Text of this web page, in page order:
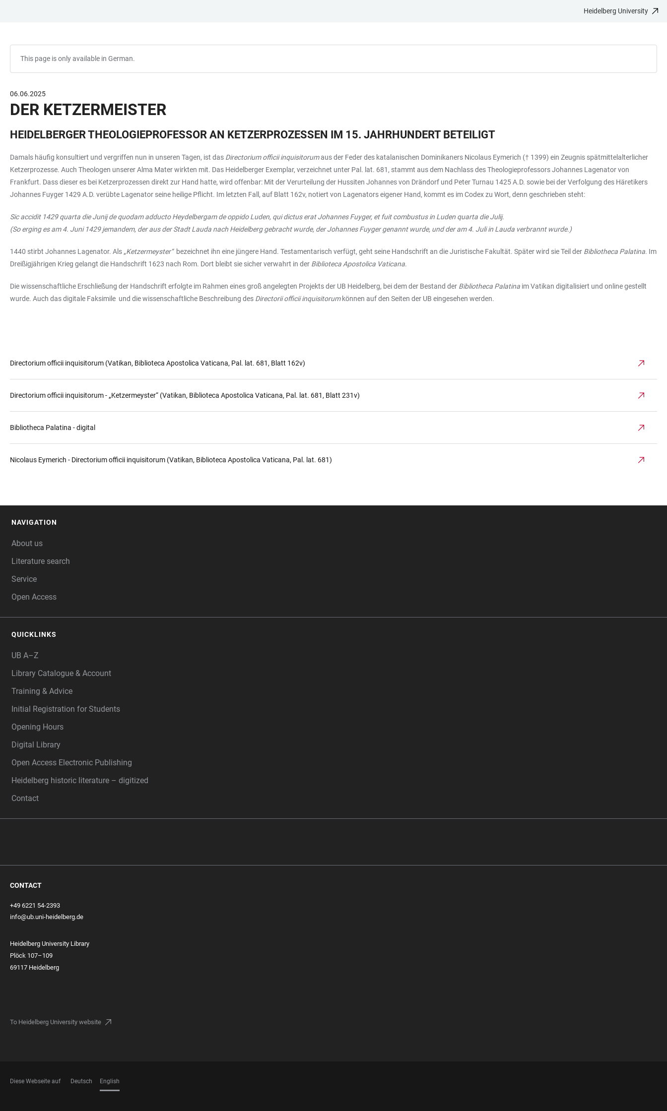
Heidelberg University
This page is only available in German.
06.06.2025
DER KETZERMEISTER
HEIDELBERGER THEOLOGIEPROFESSOR AN KETZERPROZESSEN IM 15. JAHRHUNDERT BETEILIGT
Damals häufig konsultiert und vergriffen nun in unseren Tagen, ist das Directorium officii inquisitorumaus der Feder des katalanischen Dominikaners Nicolaus Eymerich († 1399) ein Zeugnis spätmittelalterlicher
Ketzerprozesse. Auch Theologen unserer Alma Mater wirkten mit. Das Heidelberger Exemplar, verzeichnet unter Pal. lat. 681, stammt aus dem Nachlass des Theologieprofessors Johannes Lagenator von
Frankfurt. Dass dieser es bei Ketzerprozessen direkt zur Hand hatte, wird offenbar: Mit der Verurteilung der Hussiten Johannes von Drändorf und Peter Turnau 1425 A.D. sowie bei der Verfolgung des Häretikers
Johannes Fuyger 1429 A.D. verübte Lagenator seine heilige Pflicht. Im letzten Fall, auf Blatt 162v, notiert von Lagenators eigener Hand, kommt es im Codex zu Wort, denn geschrieben steht:
Sic accidit 1429 quarta die Junij de quodam adducto Heydelbergam de oppido Luden, qui dictus erat Johannes Fuyger, et fuit combustus in Luden quarta die Julij.
(So erging es am 4. Juni 1429 jemandem, der aus der Stadt Lauda nach Heidelberg gebracht wurde, der Johannes Fuyger genannt wurde, und der am 4. Juli in Lauda verbrannt wurde.)
1440 stirbt Johannes Lagenator. Als „Ketzermeyster“bezeichnet ihn eine jüngere Hand. Testamentarisch verfügt, geht seine Handschrift an die Juristische Fakultät. Später wird sie Teil der Bibliotheca Palatina. Im
Dreißigjährigen Krieg gelangt die Handschrift 1623 nach Rom. Dort bleibt sie sicher verwahrt in der Biblioteca Apostolica Vaticana.
Die wissenschaftliche Erschließung der Handschrift erfolgte im Rahmen eines groß angelegten Projekts der UB Heidelberg, bei dem der Bestand der Bibliotheca Palatina im Vatikan digitalisiert und online gestellt
wurde. Auch das digitale Faksimile und die wissenschaftliche Beschreibung des Directorii officii inquisitorum können auf den Seiten der UB eingesehen werden.
Directorium officii inquisitorum (Vatikan, Biblioteca Apostolica Vaticana, Pal. lat. 681, Blatt 162v)
Directorium officii inquisitorum - „Ketzermeyster“ (Vatikan, Biblioteca Apostolica Vaticana, Pal. lat. 681, Blatt 231v)
Bibliotheca Palatina - digital
Nicolaus Eymerich - Directorium officii inquisitorum (Vatikan, Biblioteca Apostolica Vaticana, Pal. lat. 681)
NAVIGATION
About us
Literature search
Service
Open Access
QUICKLINKS
UB A–Z
Library Catalogue & Account
Training & Advice
Initial Registration for Students
Opening Hours
Digital Library
Open Access Electronic Publishing
Heidelberg historic literature – digitized
Contact
CONTACT
+49 6221 54-2393
info@ub.uni-heidelberg.de
Heidelberg University Library
Plöck 107–109
69117 Heidelberg
To Heidelberg University website
Diese Webseite auf Deutsch English